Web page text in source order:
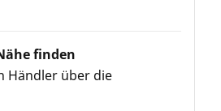
finden
Händler über die